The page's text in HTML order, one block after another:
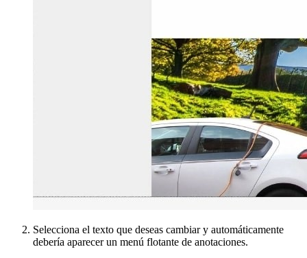
Selecciona el texto que deseas cambiar y automáticamente
debería aparecer un menú flotante de anotaciones.